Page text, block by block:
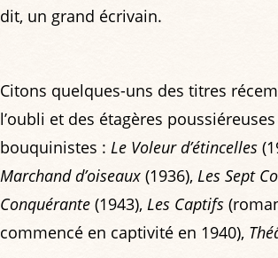
dit, un grand écrivain.
Citons quelques-uns des titres
l’oubli et des étagères
bouquinistes : Le Voleur d’étincelles
Marchand d’oiseaux (1936), Les Sept
Conquérante (1943), Les Captifs
commencé en captivité en 1940),